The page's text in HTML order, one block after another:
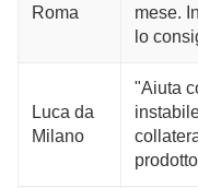
Roma
mese.
lo
Luca da
Milano
"Aiuta